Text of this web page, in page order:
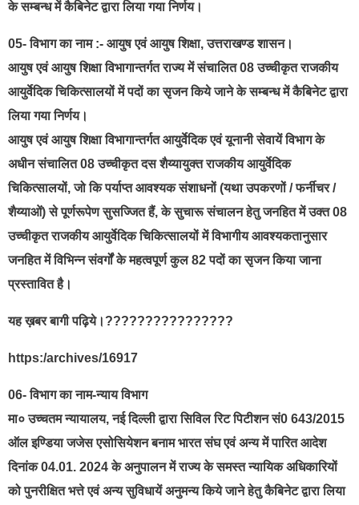
के सम्बन्ध में कैबिनेट द्वारा लिया गया निर्णय।
05- विभाग का नाम :- आयुष एवं आयुष शिक्षा, उत्तराखण्ड शासन।
आयुष एवं आयुष शिक्षा विभागान्तर्गत राज्य में संचालित 08 उच्चीकृत राजकीय
आयुर्वेदिक चिकित्सालयों में पदों का सृजन किये जाने के सम्बन्ध में कैबिनेट द्वारा
लिया गया निर्णय।
आयुष एवं आयुष शिक्षा विभागान्तर्गत आयुर्वेदिक एवं यूनानी सेवायें विभाग के
अधीन संचालित 08 उच्चीकृत दस शैय्यायुक्त राजकीय आयुर्वेदिक
चिकित्सालयों, जो कि पर्याप्त आवश्यक संशाधनों (यथा उपकरणों / फर्नीचर /
शैय्याओं) से पूर्णरूपेण सुसज्जित हैं, के सुचारू संचालन हेतु जनहित में उक्त 08
उच्चीकृत राजकीय आयुर्वेदिक चिकित्सालयों में विभागीय आवश्यकतानुसार
जनहित में विभिन्न संवर्गों के महत्वपूर्ण कुल 82 पदों का सृजन किया जाना
प्रस्तावित है।
यह ख़बर बागी पढ़िये।????????????????
https:/archives/16917
06- विभाग का नाम-न्याय विभाग
मा० उच्चतम न्यायालय, नई दिल्ली द्वारा सिविल रिट पिटीशन सं0 643/2015
ऑल इण्डिया जजेस एसोसियेशन बनाम भारत संघ एवं अन्य में पारित आदेश
दिनांक 04.01. 2024 के अनुपालन में राज्य के समस्त न्यायिक अधिकारियों
को पुनरीक्षित भत्ते एवं अन्य सुविधायें अनुमन्य किये जाने हेतु कैबिनेट द्वारा लिया